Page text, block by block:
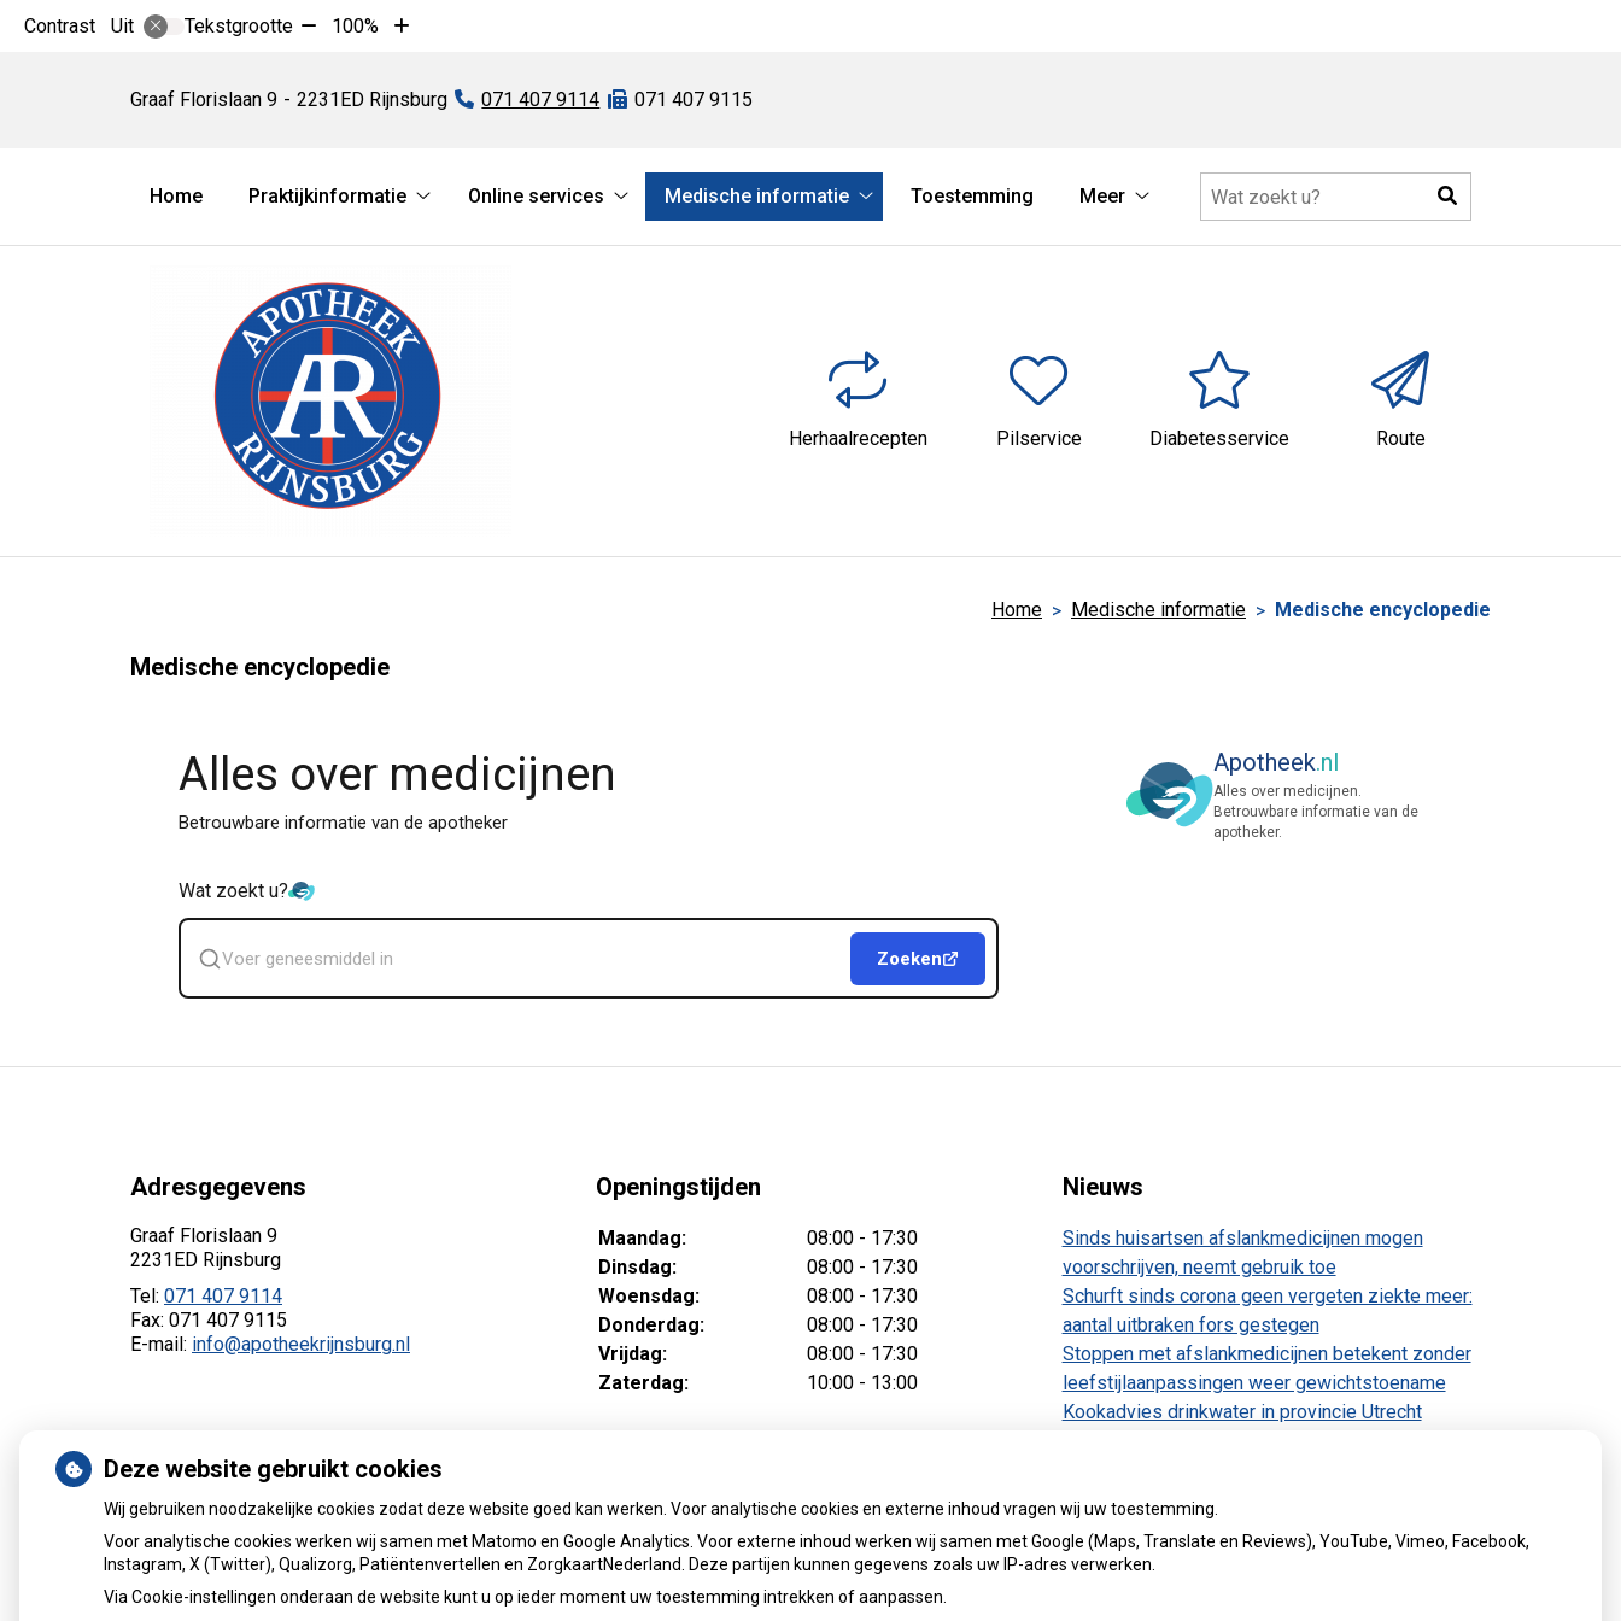
Contrast Uit Tekstgrootte Tekst
10%
100%
Tekst
10%
Graaf Florislaan 9 2231ED Rijnsburg Tel:
071 407 9114 Fax:
071 407 9115
Hoofdmenu
Home
Praktijkinformatie
submenu
Online services
Online
services
Medische informatie
Medische
informatie
Toestemming
Meer
submenu
Zoeken
Herhaalrecepten Pilservice Diabetesservice Route
Home Medische informatie Medische encyclopedie
Medische encyclopedie
Alles over medicijnen
Betrouwbare informatie van de apotheker
Apotheek.nl
Alles over medicijnen.
Betrouwbare informatie van de
apotheker.
Wat zoekt u?
Zoek
geneesmiddel
Zoeken
Adresgegevens
Graaf Florislaan 9
2231ED Rijnsburg
Tel: 071 407 9114
Fax: 071 407 9115
E-mail: info@apotheekrijnsburg.nl
Openingstijden
Maandag:
08:00 - 17:30
Dinsdag:
08:00 - 17:30
Woensdag:
08:00 - 17:30
Donderdag:
08:00 - 17:30
Vrijdag:
08:00 - 17:30
Zaterdag:
10:00 - 13:00
Nieuws
Sinds huisartsen afslankmedicijnen mogen
voorschrijven, neemt gebruik toe
Schurft sinds corona geen vergeten ziekte meer:
aantal uitbraken fors gestegen
Stoppen met afslankmedicijnen betekent zonder
leefstijlaanpassingen weer gewichtstoename
Kookadvies drinkwater in provincie Utrecht
baby’s ziek maken
Deze website gebruikt cookies
Wij gebruiken noodzakelijke cookies zodat deze website goed kan werken. Voor analytische cookies en externe inhoud vragen wij uw toestemming.
Voor analytische cookies werken wij samen met Matomo en Google Analytics. Voor externe inhoud werken wij samen met Google (Maps, Translate en Reviews), YouTube, Vimeo, Facebook,
Instagram, X (Twitter), Qualizorg, Patiëntenvertellen en ZorgkaartNederland. Deze partijen kunnen gegevens zoals uw IP-adres verwerken.
Via Cookie-instellingen onderaan de website kunt u op ieder moment uw toestemming intrekken of aanpassen.